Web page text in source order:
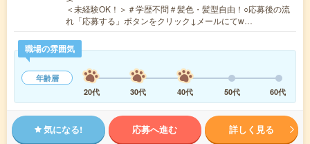
＜未経験OK！＞＃学歴不問＃髪色・髪型自由！○応募後の流
れ「応募する」ボタンをクリック↓メールにてw…
職場の雰囲気
年齢層
20代
30代 40代 50代 60代
気になる! 応募へ進む 詳しく見る